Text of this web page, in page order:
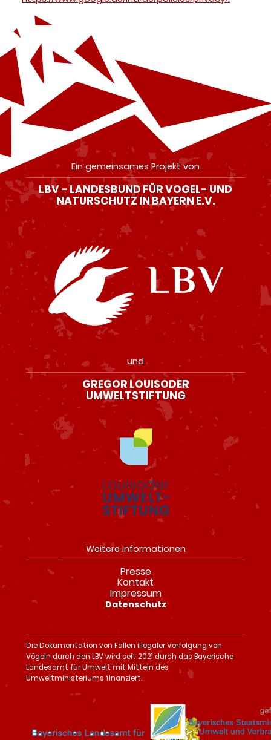
Ein gemeinsames Projekt von
LBV - LANDESBUND FÜR VOGEL- UND
NATURSCHUTZ IN BAYERN E.V.
und
GREGOR LOUISODER
UMWELTSTIFTUNG
Weitere Informationen
Navigation
überspringen
Presse
Kontakt
Impressum
Datenschutz
Die Dokumentation von Fällen illegaler Verfolgung von
Vögeln durch den LBV wird seit 2021 durch das Bayerische
Landesamt für Umwelt mit Mitteln des
Umweltministeriums finanziert.